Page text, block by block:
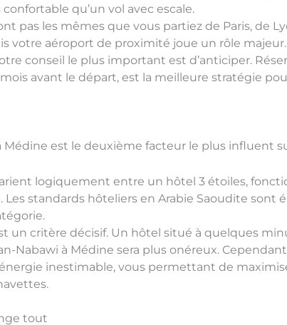
qu’un vol avec escale.
pas les mêmes que vous partiez de Paris, de
votre aéroport de proximité joue un rôle majeur.
conseil le plus important est d’anticiper.
avant le départ, est la meilleure stratégie
Médine est le deuxième facteur le plus influent
logiquement entre un hôtel 3 étoiles,
standards hôteliers en Arabie Saoudite sont
un critère décisif. Un hôtel situé à quelques
Nabawi à Médine sera plus onéreux.
inestimable, vous permettant de
tout